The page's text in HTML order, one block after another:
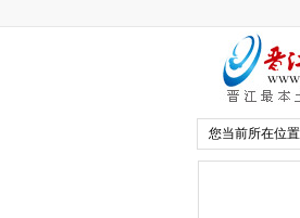
您当前所在位置